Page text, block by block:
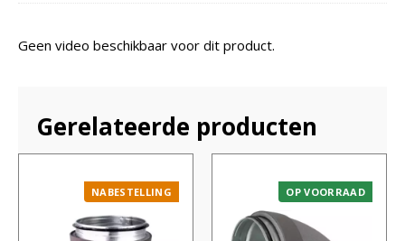
Geen video beschikbaar voor dit product.
Gerelateerde producten
NABESTELLING OP VOORRAAD